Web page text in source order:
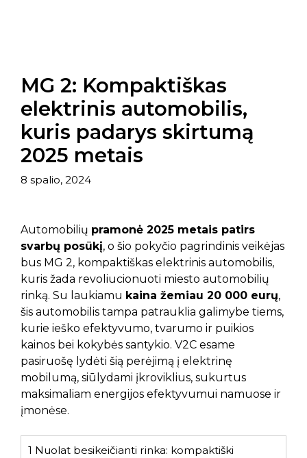
MG 2: Kompaktiškas
elektrinis automobilis,
kuris padarys skirtumą
2025 metais
8 spalio, 2024
Automobilių pramonė 2025 metais patirs
svarbų posūkį, o šio pokyčio pagrindinis veikėjas
bus MG 2, kompaktiškas elektrinis automobilis,
kuris žada revoliucionuoti miesto automobilių
rinką. Su laukiamu kaina žemiau 20 000 eurų,
šis automobilis tampa patrauklia galimybe tiems,
kurie ieško efektyvumo, tvarumo ir puikios
kainos bei kokybės santykio. V2C esame
pasiruošę lydėti šią perėjimą į elektrinę
mobilumą, siūlydami įkroviklius, sukurtus
maksimaliam energijos efektyvumui namuose ir
įmonėse.
1 Nuolat besikeičianti rinka: kompaktiški